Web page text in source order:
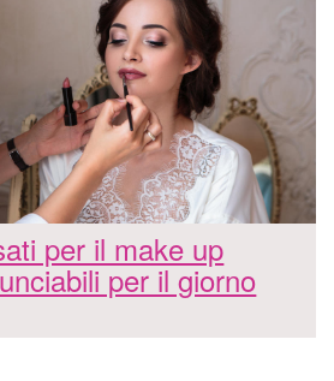
per il make up
per il giorno